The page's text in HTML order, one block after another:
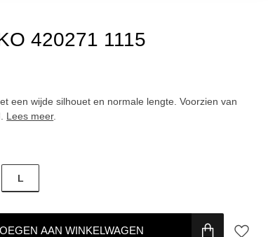
420271 1115
een wijde silhouet en normale lengte. Voorzien van
Lees meer.
L
AAN WINKELWAGEN